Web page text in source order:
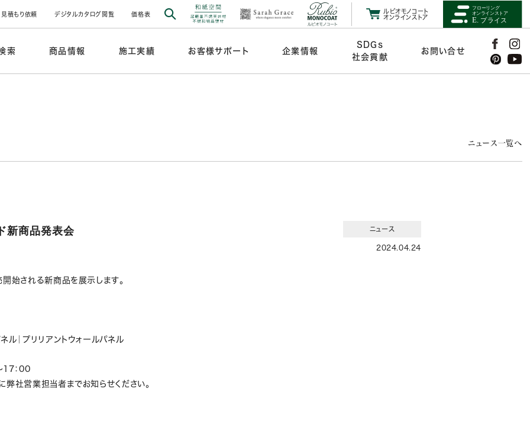
見積もり依頼 デジタルカタログ閲覧 価格表
ルビオモノコート
オンラインストア
索 商品情報 施工実績 お客様サポート 企業情報
SDGs
社会貢献
お問い合せ
ニュース一覧へ
新商品発表会 ニュース
2024.04.24
始される新商品を展示します。
ル｜プリリアントウォールパネル
：00
社営業担当者までお知らせください。